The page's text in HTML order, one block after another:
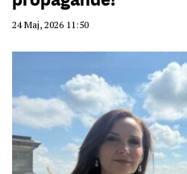
24 Maj, 2026 11:50